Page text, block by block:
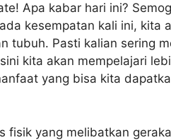
Apa kabar hari ini?
kesempatan kali ini, kita
tubuh. Pasti kalian sering
kita akan mempelajari
yang bisa kita
fisik yang melibatkan